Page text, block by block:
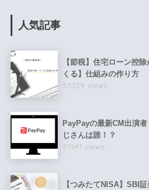
人気記事
【節税】住宅ローン控
くる】仕組みの作り方
55329 views
PayPayの最新CM出演
じさんは誰！？
51941 views
【つみたてNISA】SBI